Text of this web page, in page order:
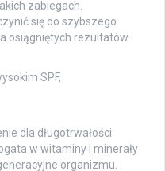
zabiegach.
się do szybszego
osiągniętych rezultatów.
SPF,
dla długotrwałości
w witaminy i minerały
organizmu.